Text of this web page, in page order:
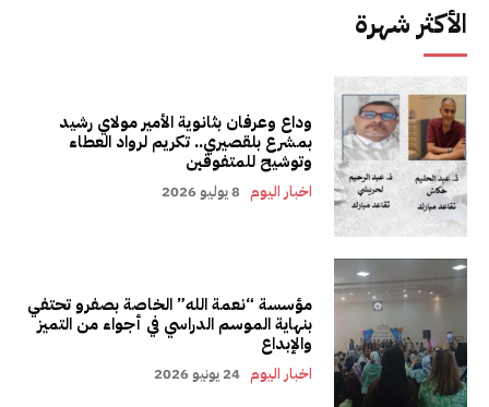
الأكثر شهرة
وداع وعرفان بثانوية الأمير مولاي رشيد
بمشرع بلقصيري.. تكريم لرواد العطاء
وتوشيح للمتفوقين
اخبار اليوم 8 يوليو 2026
مؤسسة “نعمة الله” الخاصة بصفرو تحتفي
بنهاية الموسم الدراسي في أجواء من التميز
والإبداع
اخبار اليوم 24 يونيو 2026